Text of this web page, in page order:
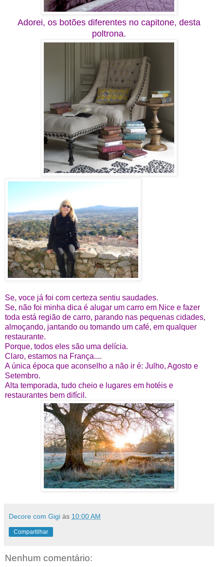
Adorei, os botões diferentes no capitone, desta
poltrona.
Se, voce já foi com certeza sentiu saudades.
Se, não foi minha dica é alugar um carro em Nice e fazer
toda está região de carro, parando nas pequenas cidades,
almoçando, jantando ou tomando um café, em qualquer
restaurante.
Porque, todos eles são uma delícia.
Claro, estamos na França....
A única época que aconselho a não ir é: Julho, Agosto e
Setembro.
Alta temporada, tudo cheio e lugares em hotéis e
restaurantes bem difícil.
Decore com Gigi às 10:00 AM
Compartilhar
Nenhum comentário: